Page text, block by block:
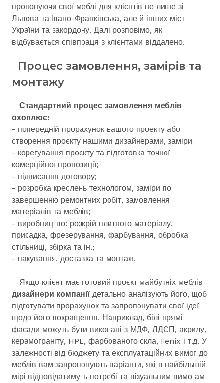
пропонуючи свої меблі для клієнтів не лише зі
Львова та Івано-Франківська, але й інших міст
України та закордону. Далі розповімо, як
відбувається співпраця з клієнтами віддалено.
Процес замовлення, замірів та
монтажу
Стандартний процес замовлення меблів
охоплює:
- попередній прорахунок вашого проекту або
створення проєкту нашими дизайнерами, заміри;
- корегування проєкту та підготовка точної
комерційної пропозиції;
- підписання договору;
- розробка креслень технологом, заміри по
завершенню ремонтних робіт, замовлення
матеріалів та меблів;
- виробництво: розкрій плитного матеріалу,
присадка, фрезерування, фарбування, обробка
стільниці, збірка та ін.;
- пакування, доставка та монтаж.
Якщо клієнт має готовий проєкт майбутніх меблів
дизайнери компанії детально аналізують його, щоб
підготувати прорахунок та запропонувати свої ідеї
щодо його покращення. Наприклад, білі прямі
фасади можуть бути виконані з МДФ, ЛДСП, акрилу,
керамограніту, HPL, фарбованого скла, Fenix і т.д. У
залежності від бюджету та експлуатаційних вимог до
меблів вам запропонують варіанти, які в найбільшій
мірі відповідатимуть потребі та візуальним вимогам